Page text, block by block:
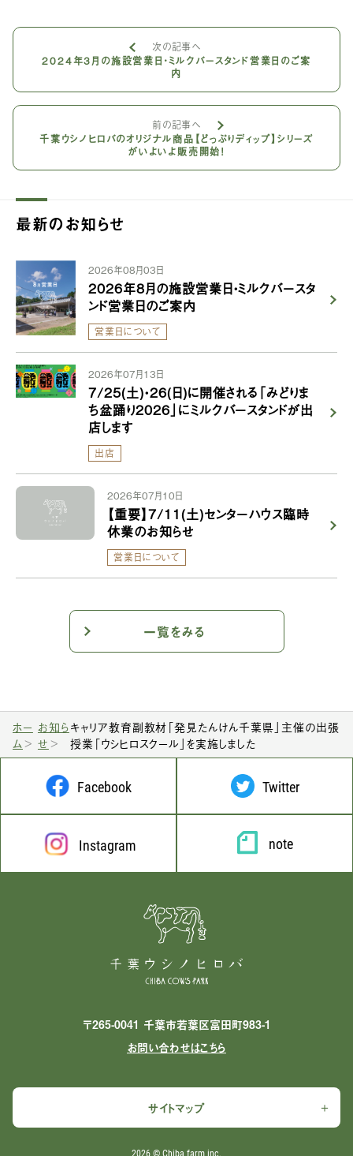
次の記事へ
2024年3月の施設営業日・ミルクバースタンド営業日のご案
内
前の記事へ
千葉ウシノヒロバのオリジナル商品【どっぷりディップ】シリーズ
がいよいよ販売開始！
最新のお知らせ
2026年08月03日
2026年8月の施設営業日・ミルクバースタ
ンド営業日のご案内
営業日について
2026年07月13日
7/25(土)・26(日)に開催される「みどりま
ち盆踊り2026」にミルクバースタンドが出
店します
出店
2026年07月10日
【重要】7/11(土)センターハウス臨時
休業のお知らせ
営業日について
一覧をみる
ホー
ム
お知ら
せ
キャリア教育副教材「発見たんけん千葉県」主催の出張
授業「ウシヒロスクール」を実施しました
Facebook Twitter
Instagram note
〒265-0041 千葉市若葉区富田町983-1
お問い合わせはこちら
サイトマップ
2026 ©︎ Chiba farm inc.